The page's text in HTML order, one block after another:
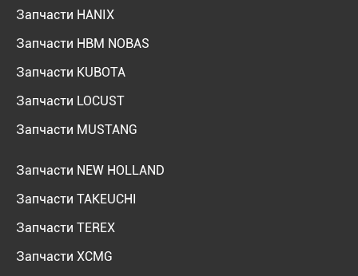
Запчасти HANIX
Запчасти HBM NOBAS
Запчасти KUBOTA
Запчасти LOCUST
Запчасти MUSTANG
Запчасти NEW HOLLAND
Запчасти TAKEUCHI
Запчасти TEREX
Запчасти XCMG